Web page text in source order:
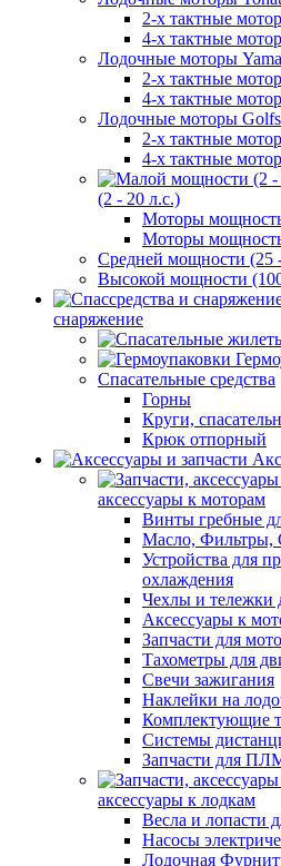
2-х тактные
4-х тактные
Лодочные моторы
2-х тактные
4-х тактные
Лодочные моторы
2-х тактные
4-х тактные
(2 - 20 л.с.)
Моторы
Моторы
Средней мощности (25
Высокой мощности
снаряжение
Спасательные средства
Горны
Круги,
Крюк отпорный
аксессуары к моторам
Винты гребные
Масло, Фильтры,
Устройства для
охлаждения
Чехлы и тележки
Аксессуары к
Запчасти для
Тахометры для
Свечи зажигания
Наклейки на
Комплектующие
Системы
Запчасти для
аксессуары к лодкам
Весла и лопасти
Насосы
Лодочная